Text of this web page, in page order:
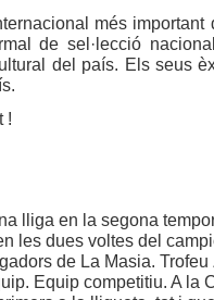
més important
de sel·lecció
del país. Els seus
!
lliga en la segona
les dues voltes del
de La Masia.
Equip competitiu. A la